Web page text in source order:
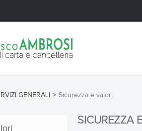
GENERALI > Sicurezza e valori
SICUREZZA